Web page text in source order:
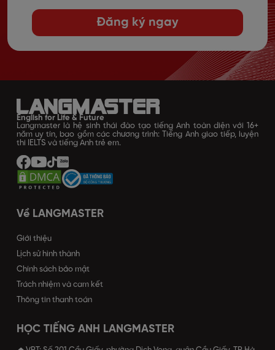
Đăng ký ngay
English for Life & Future
Langmaster là hệ sinh thái đào tạo tiếng Anh toàn diện với 16+
năm uy tín, bao gồm các chương trình: Tiếng Anh giao tiếp, luyện
thi IELTS và tiếng Anh trẻ em.
Về LANGMASTER
Giới thiệu
Lịch sử hình thành
Chính sách bảo mật
Trách nhiệm và cam kết
Thông tin thanh toán
HỌC TIẾNG ANH LANGMASTER